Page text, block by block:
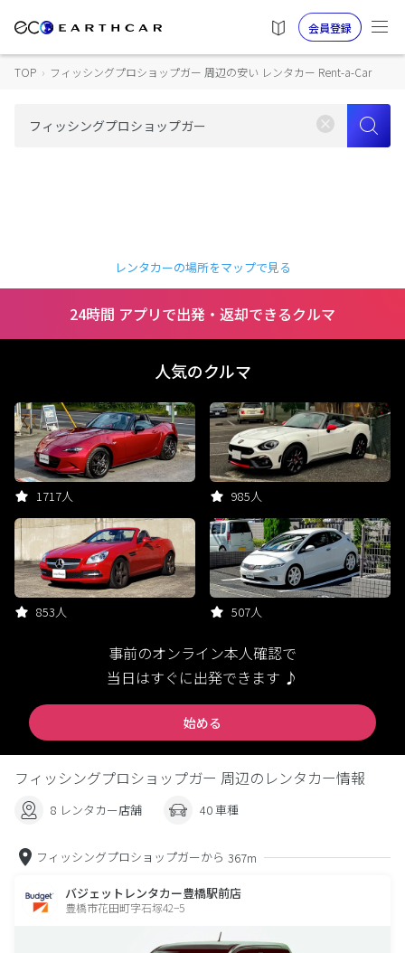
会員登録
TOP › フィッシングプロショップガー 周辺の安い レンタカー Rent-a-Car
レンタカーの場所をマップで見る
24時間 アプリで出発・返却できるクルマ
人気のクルマ
1717人 985人
853人 507人
事前のオンライン本人確認で
当日はすぐに出発できます ♪
始める
フィッシングプロショップガー 周辺のレンタカー情報
8 レンタカー店舗 40 車種
フィッシングプロショップガーから 367m
バジェットレンタカー豊橋駅前店
豊橋市花田町字石塚42−5